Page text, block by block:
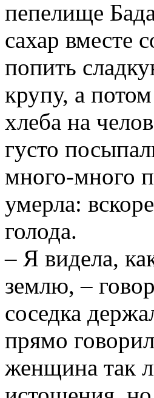
пепелище
сахар вместе
попить
крупу, а
хлеба на
густо
много-много
умерла:
голода.
– Я видела,
землю, –
соседка
прямо
женщина так